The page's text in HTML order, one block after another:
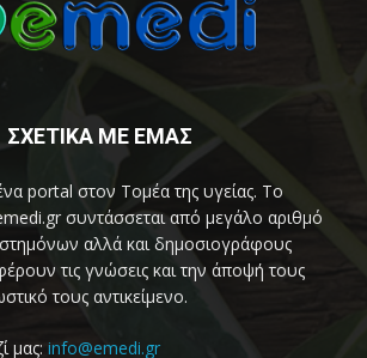
ΣΧΕΤΙΚΑ ΜΕ ΕΜΑΣ
portal στον Τομέα της υγείας. Το
συντάσσεται από μεγάλο αριθμό
αλλά και δημοσιογράφους
τις γνώσεις και την άποψή τους
τους αντικείμενο.
μας: info@emedi.gr